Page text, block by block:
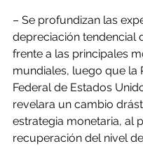
– Se profundizan las
depreciación tendencial
frente a las principales
mundiales, luego que la
Federal de Estados
revelara un cambio
estrategia monetaria, al
recuperación del nivel